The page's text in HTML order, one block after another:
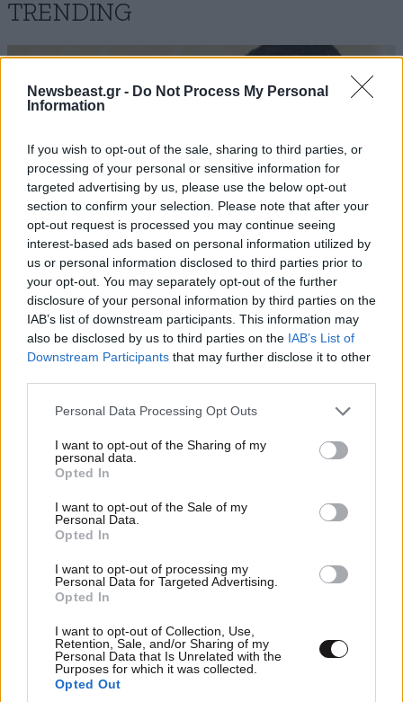
Newsbeast.gr - Do Not Process My Personal
Information
If you wish to opt-out of the sale, sharing to third parties, or
processing of your personal or sensitive information for
targeted advertising by us, please use the below opt-out
section to confirm your selection. Please note that after your
opt-out request is processed you may continue seeing
interest-based ads based on personal information utilized by
us or personal information disclosed to third parties prior to
your opt-out. You may separately opt-out of the further
disclosure of your personal information by third parties on the
IAB’s list of downstream participants. This information may
also be disclosed by us to third parties on the IAB’s List of
Downstream Participants that may further disclose it to other
Please note that this website/app uses one or more Google
not limited to your visit or usage behaviour. You may click to
grant or deny consent to Google and its third-party tags to
use your data for below specified purposes in below Google
consent section.
Personal Data Processing Opt Outs
I want to opt-out of the Sharing of my
personal data.
Opted In
I want to opt-out of the Sale of my
Personal Data.
Opted In
I want to opt-out of processing my
Personal Data for Targeted Advertising.
Opted In
I want to opt-out of Collection, Use,
Retention, Sale, and/or Sharing of my
Personal Data that Is Unrelated with the
Purposes for which it was collected.
Opted Out
TRENDING
08·08·2026 04:58
Στα ίχνη της «Αράχνης» του Άσαντ: Ο
άνθρωπος των βασανιστηρίων της Συρίας